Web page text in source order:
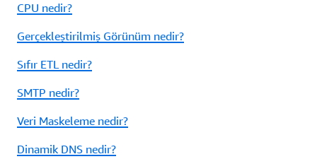
CPU nedir?
Gerçekleştirilmiş Görünüm nedir?
Sıfır ETL nedir?
SMTP nedir?
Veri Maskeleme nedir?
Dinamik DNS nedir?